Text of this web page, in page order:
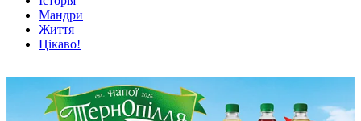
Мандри
Життя
Цікаво!